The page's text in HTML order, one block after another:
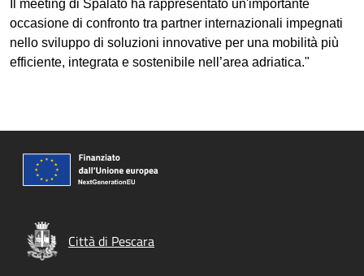
Il meeting di Spalato ha rappresentato un'importante
occasione di confronto tra partner internazionali impegnati
nello sviluppo di soluzioni innovative per una mobilità più
efficiente, integrata e sostenibile nell’area adriatica."
Città di Pescara